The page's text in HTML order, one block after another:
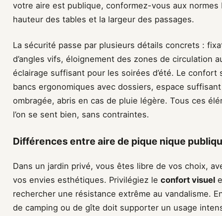
votre aire est publique, conformez-vous aux normes
hauteur des tables et la largeur des passages.
La sécurité passe par plusieurs détails concrets :
d’angles vifs, éloignement des zones de circulation
éclairage suffisant pour les soirées d’été. Le
bancs ergonomiques avec dossiers, espace
ombragée, abris en cas de pluie légère. Tous ces
l’on se sent bien, sans contraintes.
Différences entre aire de pique nique
Dans un jardin privé, vous êtes libre de vos choix,
vos envies esthétiques. Privilégiez le confort visuel
rechercher une résistance extrême au vandalisme.
de camping ou de gîte doit supporter un usage